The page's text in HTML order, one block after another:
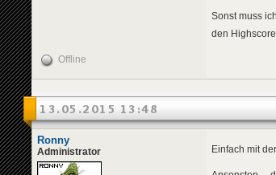
Sonst muss
den Highscore.
Offline
13.05.2015 13:48
Ronny
Administrator Einfach mit